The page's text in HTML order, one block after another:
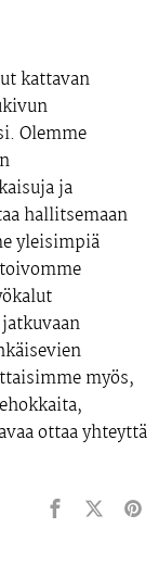
kattavan
Olemme
ja
hallitsemaan
yleisimpiä
myös,
ottaa yhteyttä